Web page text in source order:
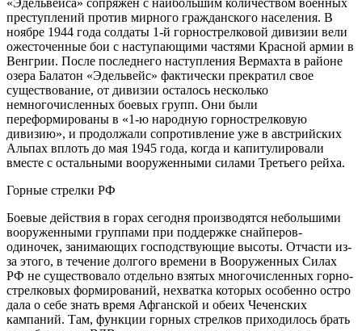
«Эдельвейса» сопряжен с наибольшим количеством военных
преступлений против мирного гражданского населения. В
ноябре 1944 года солдаты 1-й горнострелковой дивизии вели
ожесточенные бои с наступающими частями Красной армии в
Венгрии. После последнего наступления Вермахта в районе
озера Балатон «Эдельвейс» фактически прекратил свое
существование, от дивизии осталось несколько
немногочисленных боевых групп. Они были
переформированы в «1-ю народную горнострелковую
дивизию», и продолжали сопротивление уже в австрийских
Альпах вплоть до мая 1945 года, когда и капитулировали
вместе с остальными вооруженными силами Третьего рейха.
Горные стрелки РФ
Боевые действия в горах сегодня производятся небольшими
вооруженными группами при поддержке снайперов-
одиночек, занимающих господствующие высоты. Отчасти из-
за этого, в течение долгого времени в Вооруженных Силах
РФ не существовало отдельно взятых многочисленных горно-
стрелковых формирований, нехватка которых особенно остро
дала о себе знать время Афганской и обеих Чеченских
кампаний. Там, функции горных стрелков приходилось брать